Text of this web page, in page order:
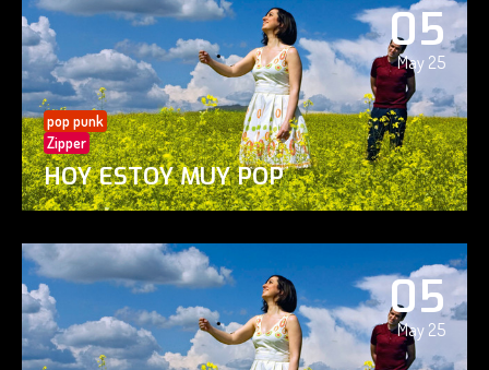
05
May 25
pop punk
Zipper
HOY ESTOY MUY POP
05
May 25